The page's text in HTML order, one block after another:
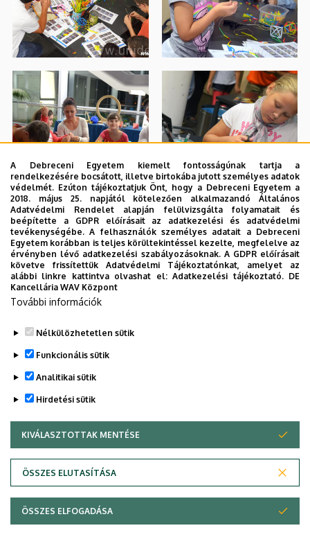
Adatvédelem
Copyright © 2026 Unideb
A Debreceni Egyetem kiemelt fontosságúnak tartja a
rendelkezésére bocsátott, illetve birtokába jutott személyes adatok
védelmét. Ezúton tájékoztatjuk Önt, hogy a Debreceni Egyetem a
2018. május 25. napjától kötelezően alkalmazandó Általános
Adatvédelmi Rendelet alapján felülvizsgálta folyamatait és
beépítette a GDPR előírásait az adatkezelési és adatvédelmi
tevékenységébe. A felhasználók személyes adatait a Debreceni
Egyetem korábban is teljes körültekintéssel kezelte, megfelelve az
érvényben lévő adatkezelési szabályozásoknak. A GDPR előírásait
követve frissítettük Adatvédelmi Tájékoztatónkat, amelyet az
alábbi linkre kattintva olvashat el:Adatkezelési tájékoztató. DE
Kancellária WAV Központ
További információk
Nélkülözhetetlen sütik
Funkcionális sütik
Analitikai sütik
Hirdetési sütik
KIVÁLASZTOTTAK MENTÉSE
ÖSSZES ELUTASÍTÁSA
WITHDRAW CONSENT
ÖSSZES ELFOGADÁSA